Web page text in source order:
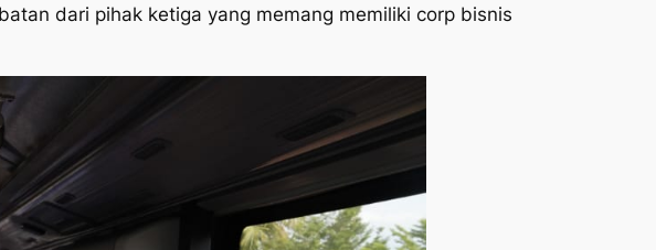
dari pihak ketiga yang memang memiliki corp bisnis